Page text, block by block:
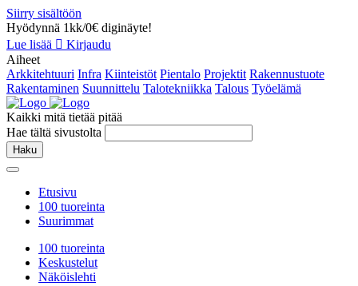
Siirry sisältöön
Hyödynnä 1kk/0€ diginäyte!
Lue lisää
Kirjaudu
Aiheet
Arkkitehtuuri Infra Kiinteistöt Pientalo Projektit Rakennustuote
Rakentaminen Suunnittelu Talotekniikka Talous Työelämä
Kaikki mitä tietää pitää
Hae tältä sivustolta
Haku
Etusivu
100 tuoreinta
Suurimmat
100 tuoreinta
Keskustelut
Näköislehti